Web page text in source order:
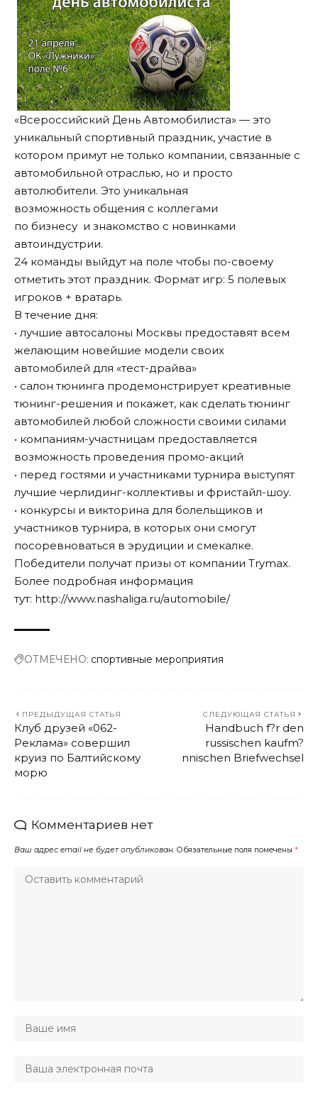
«Всероссийский День Автомобилиста» — это
уникальный спортивный праздник, участие в
котором примут не только компании, связанные с
автомобильной отраслью, но и просто
автолюбители. Это уникальная
возможность общения с коллегами
по бизнесу и знакомство с новинками
автоиндустрии.
24 команды выйдут на поле чтобы по-своему
отметить этот праздник. Формат игр: 5 полевых
игроков + вратарь.
В течение дня:
• лучшие автосалоны Москвы предоставят всем
желающим новейшие модели своих
автомобилей для «тест-драйва»
• салон тюнинга продемонстрирует креативные
тюнинг-решения и покажет, как сделать тюнинг
автомобилей любой сложности своими силами
• компаниям-участницам предоставляется
возможность проведения промо-акций
• перед гостями и участниками турнира выступят
лучшие черлидинг-коллективы и фристайл-шоу.
• конкурсы и викторина для болельщиков и
участников турнира, в которых они смогут
посоревноваться в эрудиции и смекалке.
Победители получат призы от компании Trymax.
Более подробная информация
тут: http://www.nashaliga.ru/automobile/
ОТМЕЧЕНО: спортивные мероприятия
ПРЕДЫДУЩАЯ СТАТЬЯ
Клуб друзей «062-
Реклама» совершил
круиз по Балтийскому
морю
СЛЕДУЮЩАЯ СТАТЬЯ
Handbuch f?r den
russischen kaufm?
nnischen Briefwechsel
Комментариев нет
Ваш адрес email не будет опубликован. Обязательные поля помечены *